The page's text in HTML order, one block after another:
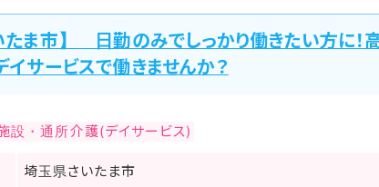
たま市】 日勤のみでしっかり働きたい方に！
イサービスで働きませんか？
設・通所介護(デイサービス)
埼玉県さいたま市